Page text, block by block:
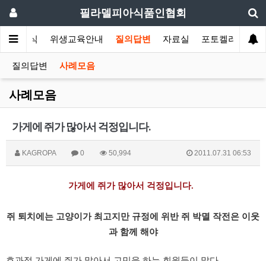
필라델피아식품인협회
협회소식 위생교육안내 질의답변 자료실 포토켈러리
질의답변 사례모음
사례모음
가게에 쥐가 많아서 걱정입니다.
KAGROPA 0 50,994 2011.07.31 06:53
가게에 쥐가 많아서 걱정입니다.
쥐 퇴치에는 고양이가 최고지만 규정에 위반 쥐 박멸 작전은 이웃
과 함께 해야